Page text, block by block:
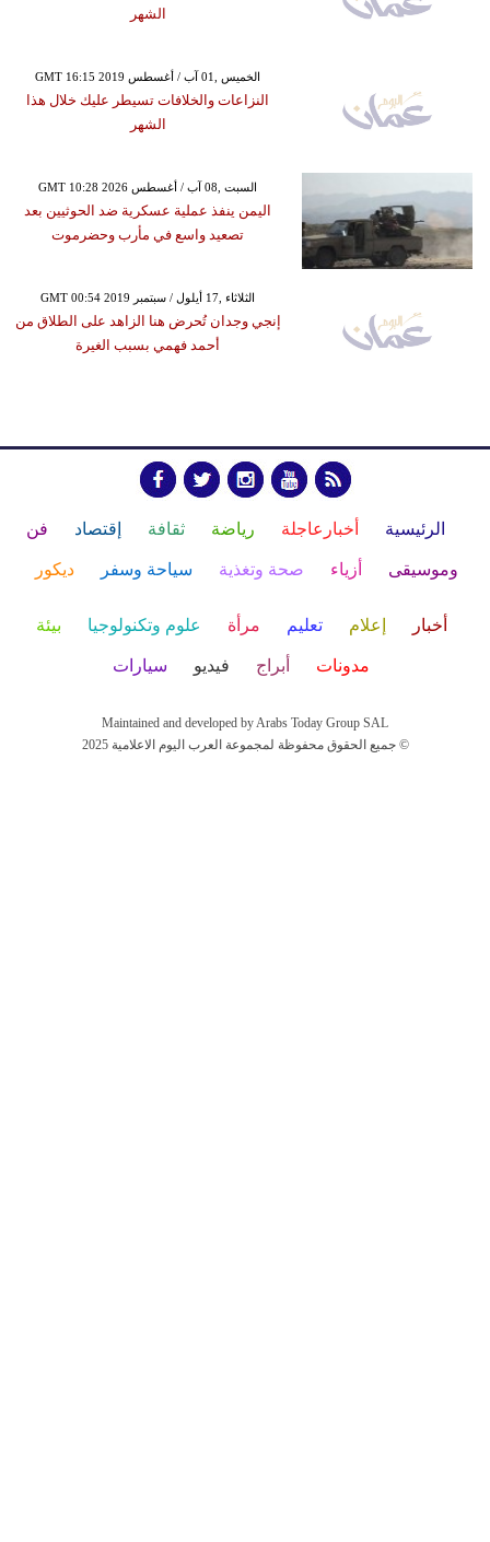
الشهر
GMT 16:15 2019 الخميس ,01 آب / أغسطس
النزاعات والخلافات تسيطر عليك خلال هذا
الشهر
GMT 10:28 2026 السبت ,08 آب / أغسطس
اليمن ينفذ عملية عسكرية ضد الحوثيين بعد
تصعيد واسع في مأرب وحضرموت
GMT 00:54 2019 الثلاثاء ,17 أيلول / سبتمبر
إنجي وجدان تُحرض هنا الزاهد على الطلاق من
أحمد فهمي بسبب الغيرة
الرئيسية أخبارعاجلة رياضة ثقافة إقتصاد فن
وموسيقى أزياء صحة وتغذية سياحة وسفر ديكور
أخبار إعلام تعليم مرأة علوم وتكنولوجيا بيئة
مدونات أبراج فيديو سيارات
Maintained and developed by Arabs Today Group SAL
جميع الحقوق محفوظة لمجموعة العرب اليوم الاعلامية 2025 ©